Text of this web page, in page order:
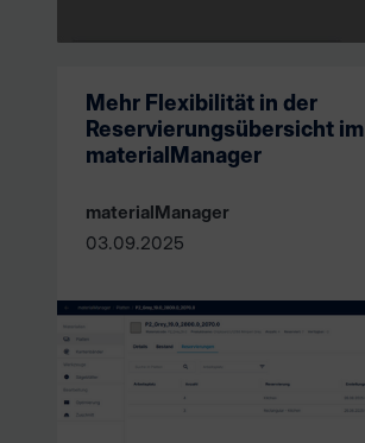
Mehr Flexibilität in der
Reservierungsübersicht im
materialManager
materialManager
03.09.2025